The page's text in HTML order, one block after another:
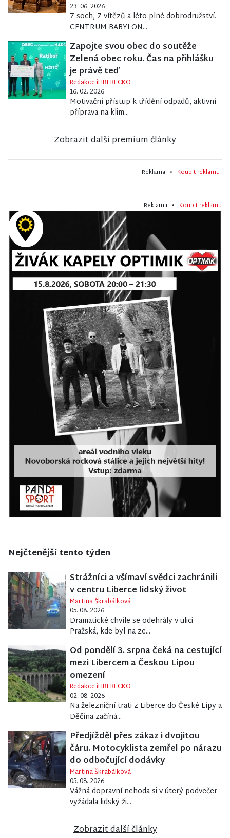
23. 06. 2026
7 soch, 7 vítězů a léto plné dobrodružství.
CENTRUM BABYLON...
Zapojte svou obec do soutěže
Zelená obec roku. Čas na přihlášku
je právě teď
Redakce iLIBERECKO
16. 02. 2026
Motivační přístup k třídění odpadů, aktivní
příprava na klim...
Zobrazit další premium články
Reklama • Koupit reklamu
Reklama • Koupit reklamu
Nejčtenější tento týden
Strážníci a všímaví svědci zachránili
v centru Liberce lidský život
Martina Škrabálková
05. 08. 2026
Dramatické chvíle se odehrály v ulici
Pražská, kde byl na ze...
Od pondělí 3. srpna čeká na cestující
mezi Libercem a Českou Lípou
omezení
Redakce iLIBERECKO
02. 08. 2026
Na železniční trati z Liberce do České Lípy a
Děčína začíná...
Předjížděl přes zákaz i dvojitou
čáru. Motocyklista zemřel po nárazu
do odbočující dodávky
Martina Škrabálková
05. 08. 2026
Vážná dopravní nehoda si v úterý podvečer
vyžádala lidský ži...
Zobrazit další články